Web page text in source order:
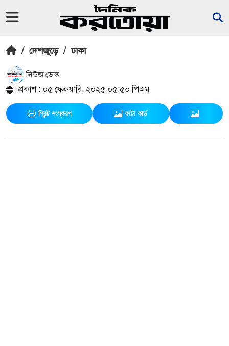
/ দেশজুড়ে / ঢাকা
নিউজ ডেস্ক
প্রকাশ : ০৫ ফেব্রুয়ারি, ২০২৫ ০৫:৫০ পিএম
প্রিন্ট সংস্করণ ফটো কার্ড